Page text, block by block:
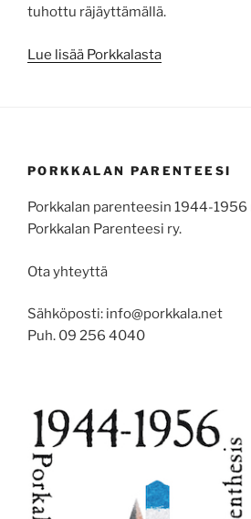
tuhottu räjäyttämällä.
Lue lisää Porkkalasta
PORKKALAN PARENTEESI
Porkkalan parenteesin 1944-
Porkkalan Parenteesi ry.
Ota yhteyttä
Sähköposti: info@porkkala.net
Puh. 09 256 4040